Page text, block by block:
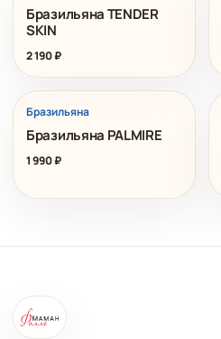
Бразильяна TENDER
SKIN
2 190₽
Бразильяна
Бразильяна PALMIRE
1 990₽